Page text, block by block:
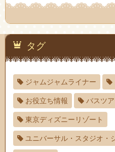
タグ
ジャムジャムライナー
お役立ち情報
バスツ
東京ディズニーリゾート
ユニバーサル・スタジオ・